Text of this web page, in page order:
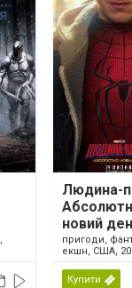
Людина-
новий
пригоди,
екшн, США,
Купити